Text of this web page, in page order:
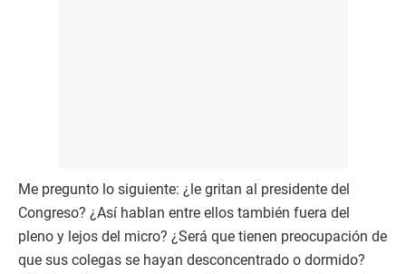
Me pregunto lo siguiente: ¿le gritan al presidente del
Congreso? ¿Así hablan entre ellos también fuera del
pleno y lejos del micro? ¿Será que tienen preocupación de
que sus colegas se hayan desconcentrado o dormido?